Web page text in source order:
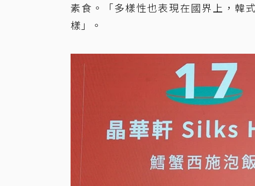
素食。「多樣性也表現在國界上，韓
樣」。